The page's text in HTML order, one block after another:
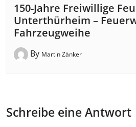
150-Jahre Freiwillige
Unterthürheim –
Fahrzeugweihe
By Martin Zänker
Schreibe eine Antwort